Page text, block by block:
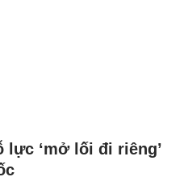
lực ‘mở lối đi riêng’